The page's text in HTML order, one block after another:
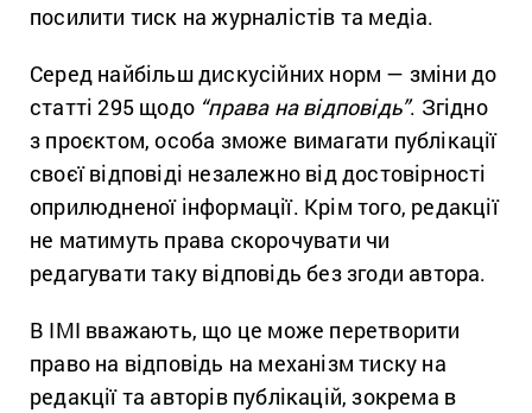
посилити тиск на журналістів та медіа.
Серед найбільш дискусійних норм — зміни до
статті 295 щодо “права на відповідь”. Згідно
з проєктом, особа зможе вимагати публікації
своєї відповіді незалежно від достовірності
оприлюдненої інформації. Крім того, редакції
не матимуть права скорочувати чи
редагувати таку відповідь без згоди автора.
В ІМІ вважають, що це може перетворити
право на відповідь на механізм тиску на
редакції та авторів публікацій, зокрема в